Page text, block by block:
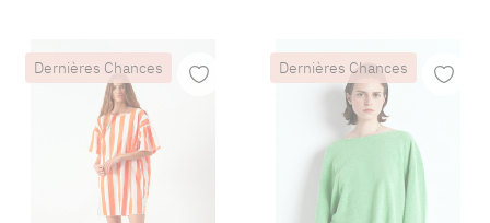
Dernières Chances Dernières Chances